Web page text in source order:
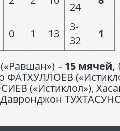
24
0 1 13
3-
32
1
– 15 мячей,
ФАТХУЛЛОЕВ
(«Истиклол»),